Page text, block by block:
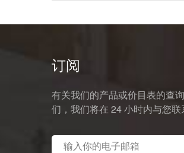
订阅
有关我们的产品或价目表的查
们，我们将在 24 小时内与您联